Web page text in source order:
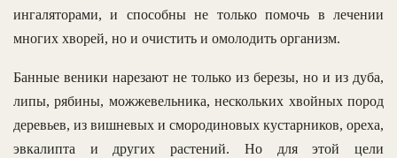
ингаляторами, и способны не только помочь в лечении
многих хворей, но и очистить и омолодить организм.
Банные веники нарезают не только из березы, но и из дуба,
липы, рябины, можжевельника, нескольких хвойных пород
деревьев, из вишневых и смородиновых кустарников, ореха,
эвкалипта и других растений. Но для этой цели